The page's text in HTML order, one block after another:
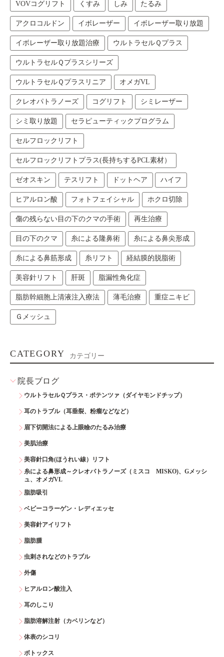
VOVコグリフト くすみ しみ たるみ
アクロコルドン イボレーザー イボレーザー取り放題
イボレーザー取り放題治療 ウルトラセルＱプラス
ウルトラセルＱプラスシリーズ
ウルトラセルＱプラスリニア オメガVL
クレオパトラノーズ コグリフト シミレーザー
シミ取り放題 セラピューティックプログラム
セルフロックリフト
セルフロックリフトプラス(長持ちするPCL素材）
ゼオスキン テスリフト ドットヘア ハイフ
ヒアルロン酸 フォトフェイシャル ホクロ切除
傷の残らない目の下のクマの手術 再生治療
目の下のクマ 糸による隆鼻術 糸による鼻尖形成
糸による鼻筋形成 糸リフト 経結膜的脱脂術
美容針リフト 肝斑 脂漏性角化症
脂肪幹細胞上清液注入療法 薄毛治療 重症ニキビ
Ｇメッシュ
CATEGORY カテゴリー
院長ブログ
ウルトラセルＱプラス・ポテンツァ（ダイヤモンドチップ）
耳のトラブル（耳垂裂、粉瘤などなど）
眉下切開法による上眼瞼のたるみ治療
美肌治療
美容針口角(ほうれい線）リフト
糸による鼻形成～クレオパトラノーズ（ミスコ MISKO)、Gメッシ
ュ、オメガVL
脂肪吸引
ベビーコラーゲン・レディエッセ
美容針アイリフト
脂肪腫
虫刺されなどのトラブル
外傷
ヒアルロン酸注入
耳のしこり
脂肪溶解注射（カベリンなど）
体表のシコリ
ボトックス